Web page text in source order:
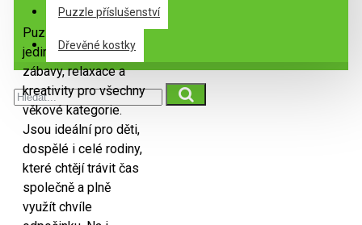
Puzzle příslušenství
Dřevěné kostky
Puzzle představují
jedinečnou kombinaci
zábavy, relaxace a
kreativity pro všechny
věkové kategorie.
Jsou ideální pro děti,
dospělé i celé rodiny,
které chtějí trávit čas
společně a plně
využít chvíle